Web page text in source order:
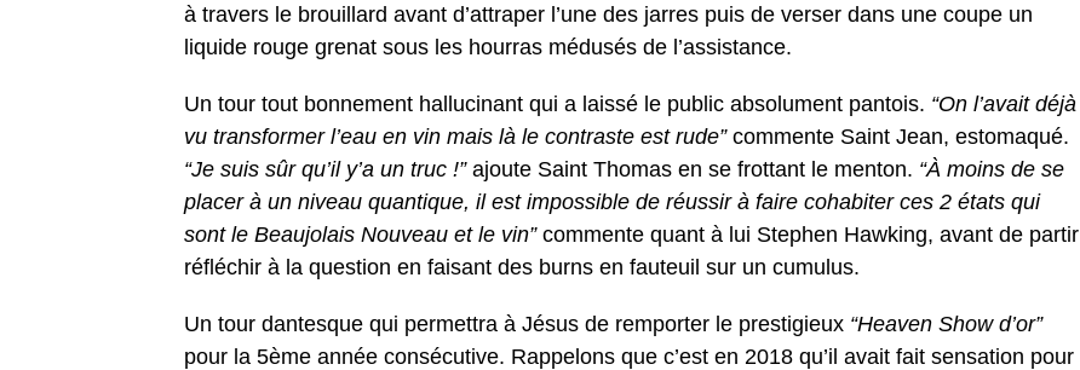
à travers le brouillard avant d’attraper l’une des jarres puis de verser dans une coupe un
liquide rouge grenat sous les hourras médusés de l’assistance.
Un tour tout bonnement hallucinant qui a laissé le public absolument pantois. “On l’avait déjà
vu transformer l’eau en vin mais là le contraste est rude” commente Saint Jean, estomaqué.
“Je suis sûr qu’il y’a un truc !”ajoute Saint Thomas en se frottant le menton. “À moins de se
placer à un niveau quantique, il est impossible de réussir à faire cohabiter ces 2 états qui
sont le Beaujolais Nouveau et le vin”commente quant à lui Stephen Hawking, avant de partir
réfléchir à la question en faisant des burns en fauteuil sur un cumulus.
Un tour dantesque qui permettra à Jésus de remporter le prestigieux “Heaven Show d’or”
pour la 5ème année consécutive. Rappelons que c’est en 2018 qu’il avait fait sensation pour